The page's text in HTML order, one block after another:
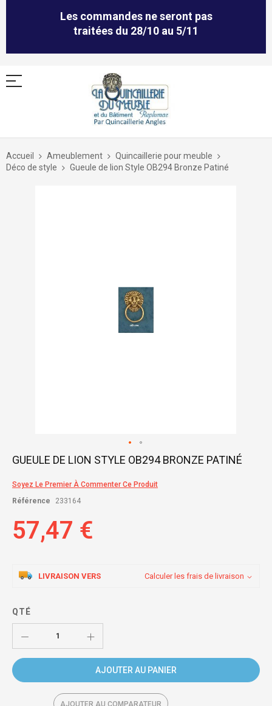
Les commandes ne seront pas
traitées du 28/10 au 5/11
Allez
contenu
Accueil Ameublement
Quincaillerie pour meuble
Déco de style
Gueule de lion Style OB294 Bronze Patiné
Skip
beginning
of
images
gallery
GUEULE DE LION STYLE OB294 BRONZE PATINÉ
Soyez Le Premier À Commenter Ce Produit
Référence
233164
57,47 €
LIVRAISON VERS Calculer les frais de livraison
QTÉ
AJOUTER AU PANIER
AJOUTER AU COMPARATEUR